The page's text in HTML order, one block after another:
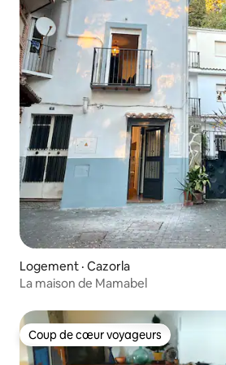
Logement · Cazorla
La maison de Mamabel
Coup de cœur voyageurs
Coup de cœur voyageurs